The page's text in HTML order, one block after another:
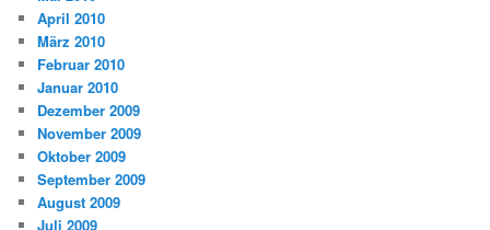
April 2010
März 2010
Februar 2010
Januar 2010
Dezember 2009
November 2009
Oktober 2009
September 2009
August 2009
Juli 2009